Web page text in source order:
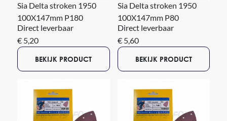
Sia Delta stroken 1950
100X147mm P180
Direct leverbaar
€ 5,20
BEKIJK PRODUCT
Sia Delta stroken 1950
100X147mm P80
Direct leverbaar
€ 5,60
BEKIJK PRODUCT